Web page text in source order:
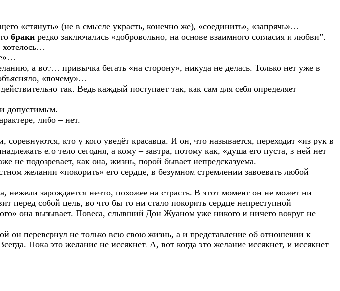
«стянуть» (не в смысле украсть, конечно же), «соединить», «запрячь»…
браки редко заключались «добровольно, на основе взаимного согласия и любви”.
хотелось…
а вот… привычка бегать «на сторону», никуда не делась. Только нет уже в
«почему»…
так. Ведь каждый поступает так, как сам для себя определяет
допустимым.
либо – нет.
кто у кого уведёт красавца. И он, что называется, переходит «из рук в
его тело сегодня, а кому – завтра, потому как, «душа его пуста, в ней нет
подозревает, как она, жизнь, порой бывает непредсказуема.
желании «покорить» его сердце, в безумном стремлении завоевать любой
нежели зарождается нечто, похожее на страсть. В этот момент он не может ни
перед собой цель, во что бы то ни стало покорить сердце непреступной
она вызывает. Повеса, слывший Дон Жуаном уже никого и ничего вокруг не
он перевернул не только всю свою жизнь, а и представление об отношении к
Пока это желание не иссякнет. А, вот когда это желание иссякнет, и иссякнет